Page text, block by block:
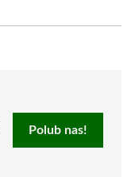
Polub nas!